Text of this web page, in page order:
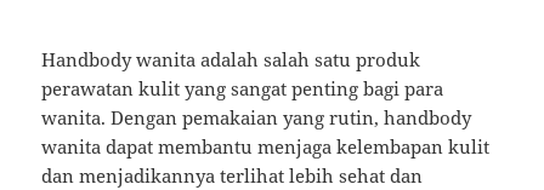
Handbody wanita adalah salah satu produk
perawatan kulit yang sangat penting bagi para
wanita. Dengan pemakaian yang rutin, handbody
wanita dapat membantu menjaga kelembapan kulit
dan menjadikannya terlihat lebih sehat dan